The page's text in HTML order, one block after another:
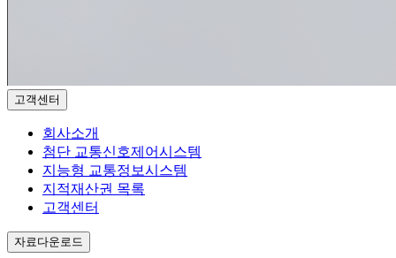
고객센터
회사소개
첨단 교통신호제어시스템
지능형 교통정보시스템
지적재산권 목록
고객센터
자료다운로드